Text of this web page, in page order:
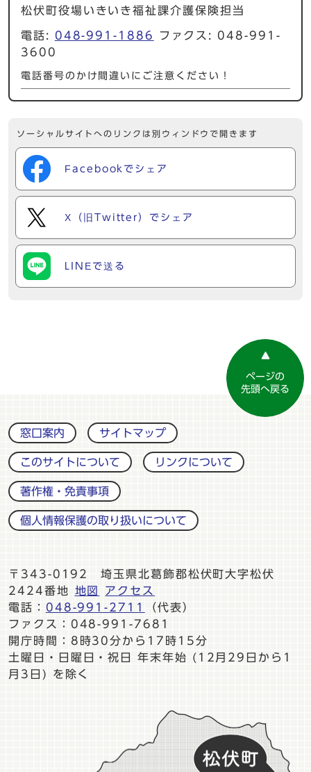
松伏町役場いきいき福祉課介護保険担当
電話: 048-991-1886
ファクス: 048-991-
3600
電話番号のかけ間違いにご注意ください！
ソーシャルサイトへのリンクは別ウィンドウで開きます
Facebookでシェア
X（旧Twitter）でシェア
LINEで送る
ページの
先頭へ戻る
窓口案内 サイトマップ
このサイトについて リンクについて
著作権・免責事項
個人情報保護の取り扱いについて
〒343-0192 埼玉県北葛飾郡松伏町大字松伏
2424番地
地図
アクセス
電話： 048-991-2711
（代表）
ファクス：048-991-7681
開庁時間：8時30分から17時15分
土曜日・日曜日・祝日 年末年始 (12月29日から1
月3日) を除く